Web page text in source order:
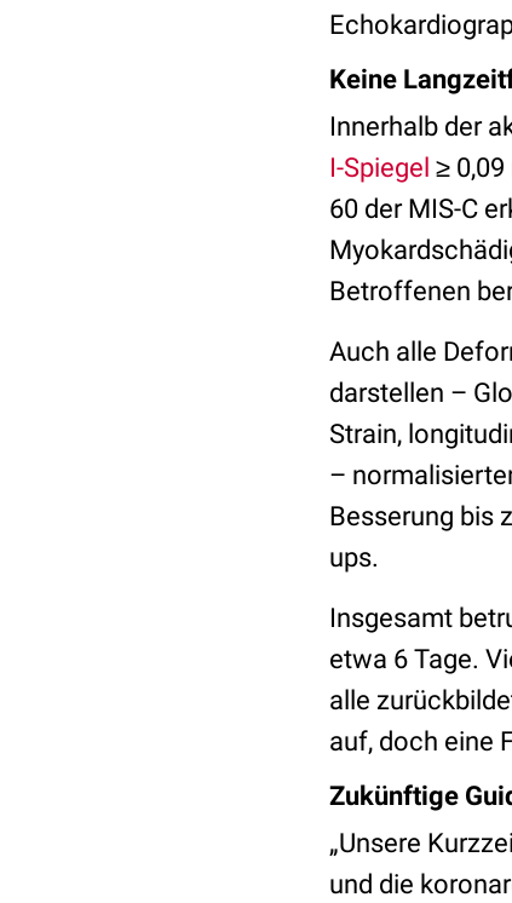
Keine
Innerhalb der
I-Spiegel ≥
60 der MIS-C
Betroffenen
Auch alle
darstellen –
Strain,
–
Besserung bis
ups.
Insgesamt
etwa 6 Tage.
alle
auf, doch eine
Zukünftige
„Unsere
und die